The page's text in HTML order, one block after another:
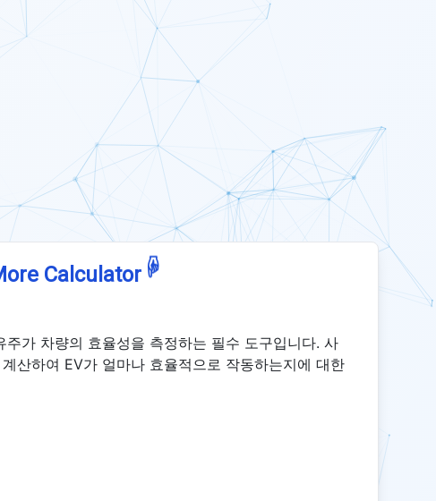
Calculator ☟
가 차량의 효율성을 측정하는 필수 도구입니다. 사
산하여 EV가 얼마나 효율적으로 작동하는지에 대한